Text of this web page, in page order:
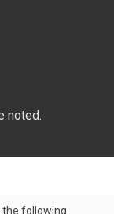
noted.
the following